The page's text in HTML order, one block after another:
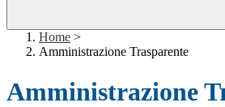
Home >
Amministrazione Trasparente
Amministrazione